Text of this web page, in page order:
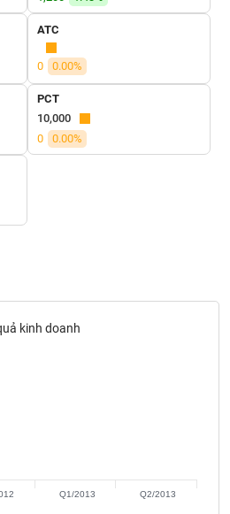
ATC
0 0.00%
PCT
10,000
0
0.00%
kinh doanh
Q1/2013 Q2/2013